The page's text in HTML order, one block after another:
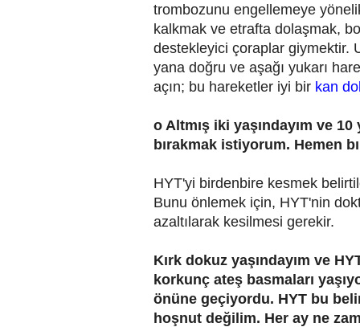
trombozunu engellemeye
kalkmak ve etrafta dolaşmak,
destekleyici çoraplar giymektir.
yana doğru ve aşağı yukarı
açın; bu hareketler iyi bir kan
o Altmış iki yaşındayım ve
bırakmak istiyorum. Hemen
HYT'yi birdenbire kesmek
Bunu önlemek için, HYT'nin
azaltılarak kesilmesi gerekir.
Kırk dokuz yaşındayım ve
korkunç ateş basmaları
önüne geçiyordu. HYT bu
hoşnut değilim. Her ay ne